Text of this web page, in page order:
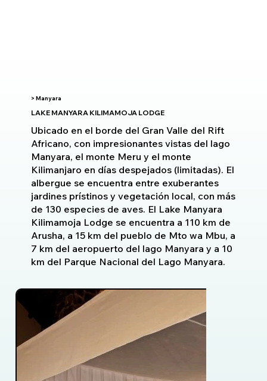
> Manyara
LAKE MANYARA KILIMAMOJA LODGE
Ubicado en el borde del Gran Valle del Rift
Africano, con impresionantes vistas del lago
Manyara, el monte Meru y el monte
Kilimanjaro en días despejados (limitadas). El
albergue se encuentra entre exuberantes
jardines prístinos y vegetación local, con más
de 130 especies de aves. El Lake Manyara
Kilimamoja Lodge se encuentra a 110 km de
Arusha, a 15 km del pueblo de Mto wa Mbu, a
7 km del aeropuerto del lago Manyara y a 10
km del Parque Nacional del Lago Manyara.